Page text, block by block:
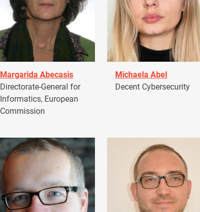
Margarida Abecasis
Directorate-General for
Informatics, European
Commission
Michaela Abel
Decent Cybersecurity